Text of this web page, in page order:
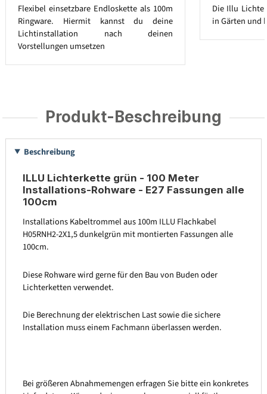
Flexibel einsetzbare Endloskette als 100m
Ringware. Hiermit kannst du deine
Lichtinstallation nach deinen
Vorstellungen umsetzen
Die Illu
in Gärten und
Produkt-Beschreibung
Beschreibung
ILLU Lichterkette grün - 100 Meter
Installations-Rohware - E27 Fassungen alle
100cm
Installations Kabeltrommel aus 100m ILLU Flachkabel
H05RNH2-2X1,5 dunkelgrün mit montierten Fassungen alle
100cm.
Diese Rohware wird gerne für den Bau von Buden oder
Lichterketten verwendet.
Die Berechnung der elektrischen Last sowie die sichere
Installation muss einem Fachmann überlassen werden.
Bei größeren Abnahmemengen erfragen Sie bitte ein konkretes